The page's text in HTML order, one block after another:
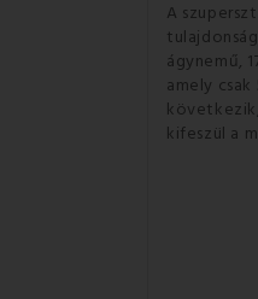
A
ágynemű,
amely
kifeszül a